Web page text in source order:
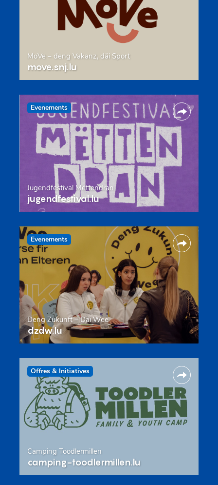
MoVe – deng Vakanz, däi Sport
move.snj.lu
Evenements
Jugendfestival Mëttendran
jugendfestival.lu
Evenements
Deng Zukunft – Däi Wee
dzdw.lu
Offres & Initiatives
Camping Toodlermillen
camping-toodlermillen.lu